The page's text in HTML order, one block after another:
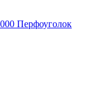
Перфоуголок